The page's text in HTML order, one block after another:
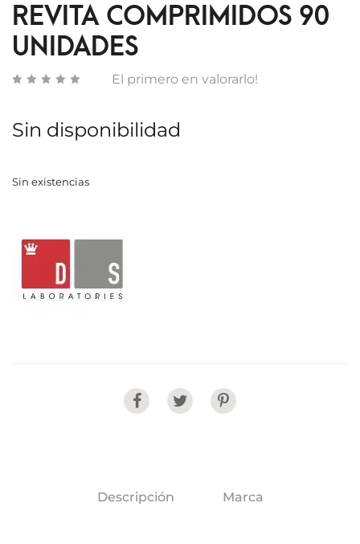
REVITA COMPRIMIDOS 90
UNIDADES
El primero en valorarlo!
Sin disponibilidad
Sin existencias
Share
Descripción Marca